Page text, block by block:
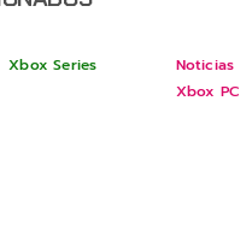
Xbox Series Noticias
Xbox PC